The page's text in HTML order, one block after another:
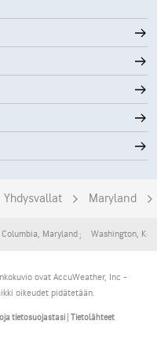
Yhdysvallat Maryland
Columbia, Maryland Washington,
ovat AccuWeather, Inc -
oikeudet pidätetään.
tietosuojastasi| Tietolähteet